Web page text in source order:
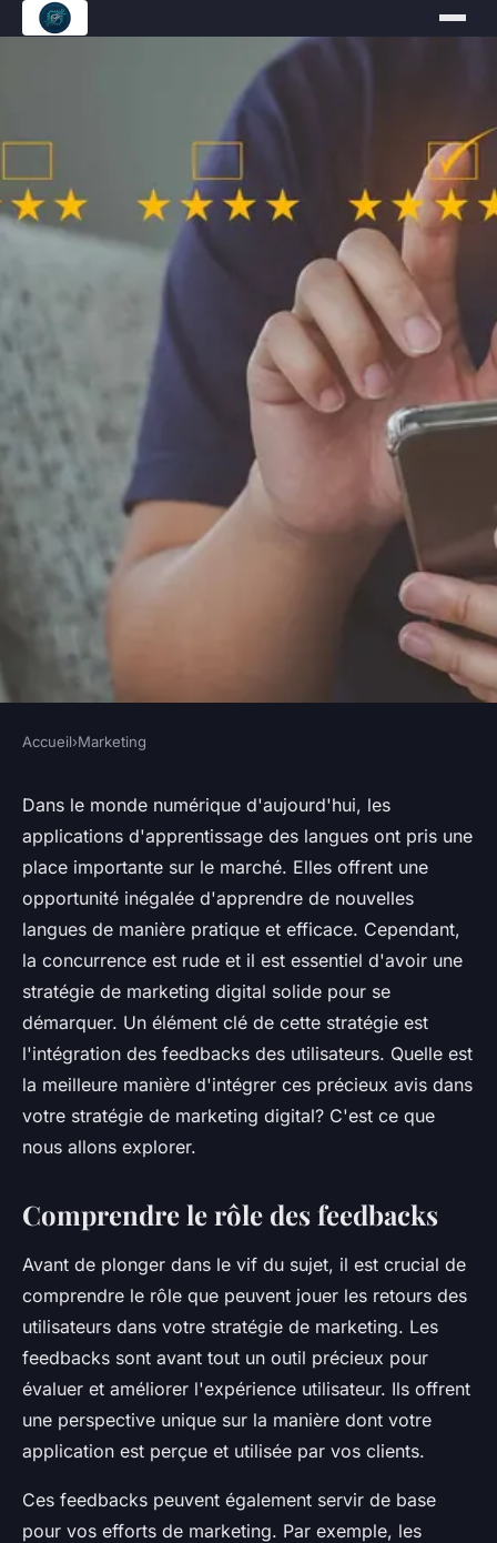
Comment intégrer les
feedbacks des utilisateurs
pour améliorer le marketing
digital d'une application
d'apprentissage des langues?
Accueil›Marketing
Dans le monde numérique d'aujourd'hui, les
applications d'apprentissage des langues ont pris une
place importante sur le marché. Elles offrent une
opportunité inégalée d'apprendre de nouvelles
langues de manière pratique et efficace. Cependant,
la concurrence est rude et il est essentiel d'avoir une
stratégie de marketing digital solide pour se
démarquer. Un élément clé de cette stratégie est
l'intégration des feedbacks des utilisateurs. Quelle est
la meilleure manière d'intégrer ces précieux avis dans
votre stratégie de marketing digital? C'est ce que
nous allons explorer.
Comprendre le rôle des feedbacks
Avant de plonger dans le vif du sujet, il est crucial de
comprendre le rôle que peuvent jouer les retours des
utilisateurs dans votre stratégie de marketing. Les
feedbacks sont avant tout un outil précieux pour
évaluer et améliorer l'expérience utilisateur. Ils offrent
une perspective unique sur la manière dont votre
application est perçue et utilisée par vos clients.
Ces feedbacks peuvent également servir de base
pour vos efforts de marketing. Par exemple, les